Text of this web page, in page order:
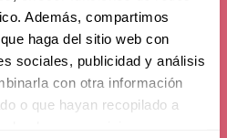
Además, compartimos
haga del sitio web con
sociales, publicidad y análisis
con otra información
o que hayan recopilado a